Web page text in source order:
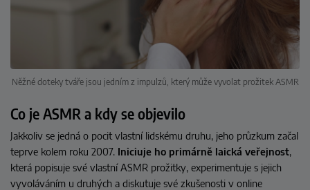
Něžné doteky tváře jsou jedním z impulzů, který může vyvolat prožitek ASMR
Co je ASMR a kdy se objevilo
Jakkoliv se jedná o pocit vlastní lidskému druhu, jeho průzkum začal
teprve kolem roku 2007. Iniciuje ho primárně laická veřejnost,
která popisuje své vlastní ASMR prožitky, experimentuje s jejich
vyvoláváním u druhých a diskutuje své zkušenosti v online